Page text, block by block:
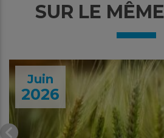
SUR LE
Juin
2026